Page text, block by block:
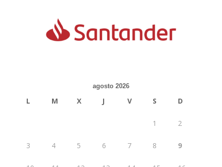
agosto 2026
L M X J V S D
1 2
3 4 5 6 7 8 9